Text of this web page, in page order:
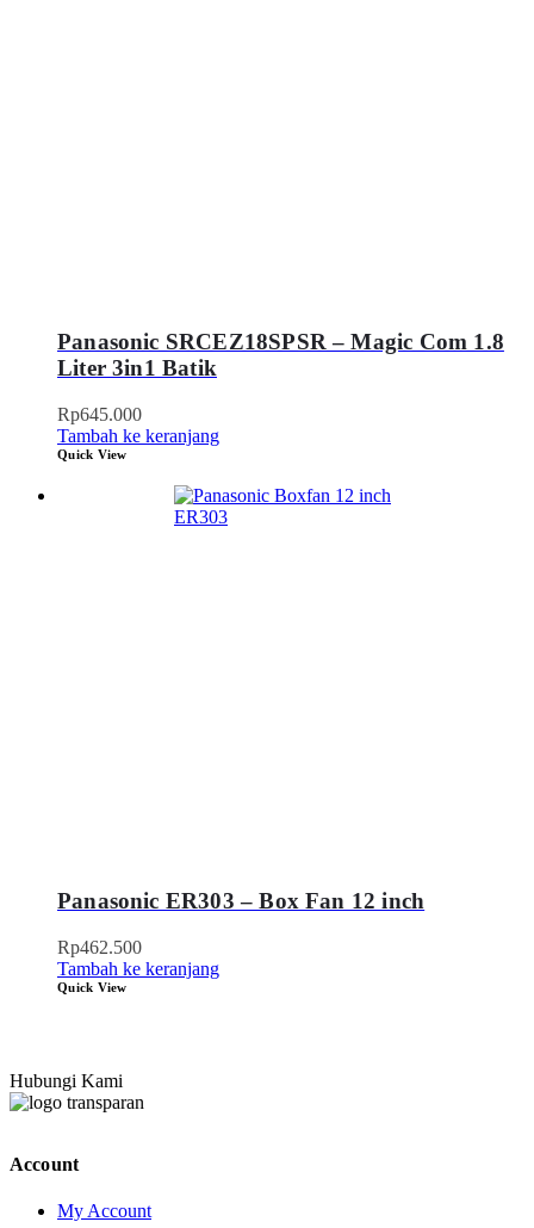
Panasonic SRCEZ18SPSR – Magic Com 1.8
Liter 3in1 Batik
Rp645.000
Tambah ke keranjang
Quick View
Panasonic ER303 – Box Fan 12 inch
Rp462.500
Tambah ke keranjang
Quick View
Hubungi Kami
Account
My Account